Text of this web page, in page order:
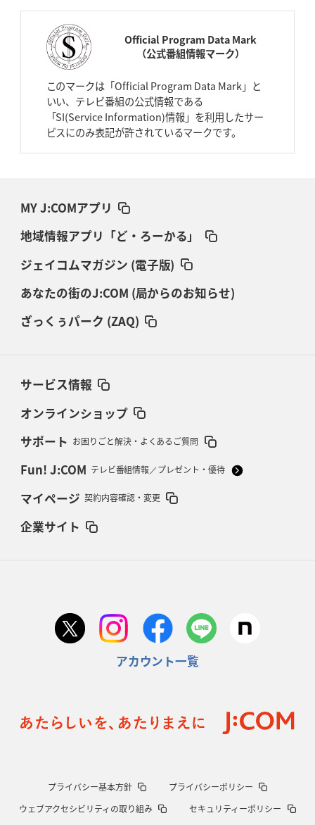
Official Program Data Mark
（公式番組情報マーク）
このマークは「Official Program Data Mark」と
いい、テレビ番組の公式情報である
「SI(Service Information)情報」を利用したサー
ビスにのみ表記が許されているマークです。
MY J:COMアプリ
地域情報アプリ「ど・ろーかる」
ジェイコムマガジン (電子版)
あなたの街のJ:COM (局からのお知らせ)
ざっくぅパーク (ZAQ)
サービス情報
オンラインショップ
サポート お困りごと解決・よくあるご質問
Fun! J:COM テレビ番組情報／プレゼント・優待
マイページ 契約内容確認・変更
企業サイト
アカウント一覧
プライバシー基本方針
プライバシーポリシー
ウェブアクセシビリティの取り組み
セキュリティーポリシー